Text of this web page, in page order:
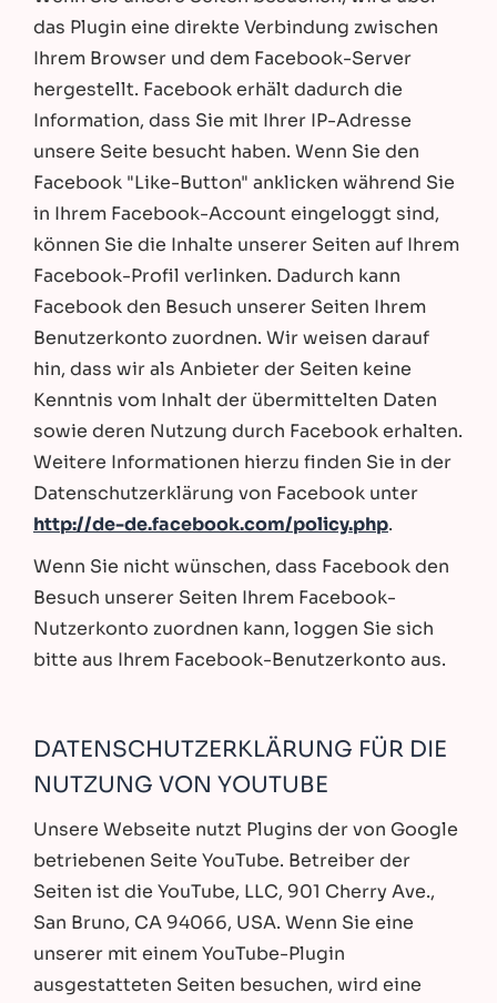
das Plugin eine direkte Verbindung zwischen
Ihrem Browser und dem Facebook-Server
hergestellt. Facebook erhält dadurch die
Information, dass Sie mit Ihrer IP-Adresse
unsere Seite besucht haben. Wenn Sie den
Facebook "Like-Button" anklicken während Sie
in Ihrem Facebook-Account eingeloggt sind,
können Sie die Inhalte unserer Seiten auf Ihrem
Facebook-Profil verlinken. Dadurch kann
Facebook den Besuch unserer Seiten Ihrem
Benutzerkonto zuordnen. Wir weisen darauf
hin, dass wir als Anbieter der Seiten keine
Kenntnis vom Inhalt der übermittelten Daten
sowie deren Nutzung durch Facebook erhalten.
Weitere Informationen hierzu finden Sie in der
Datenschutzerklärung von Facebook unter
http://de-de.facebook.com/policy.php.
Wenn Sie nicht wünschen, dass Facebook den
Besuch unserer Seiten Ihrem Facebook-
Nutzerkonto zuordnen kann, loggen Sie sich
bitte aus Ihrem Facebook-Benutzerkonto aus.
DATENSCHUTZERKLÄRUNG FÜR DIE
NUTZUNG VON YOUTUBE
Unsere Webseite nutzt Plugins der von Google
betriebenen Seite YouTube. Betreiber der
Seiten ist die YouTube, LLC, 901 Cherry Ave.,
San Bruno, CA 94066, USA. Wenn Sie eine
unserer mit einem YouTube-Plugin
ausgestatteten Seiten besuchen, wird eine